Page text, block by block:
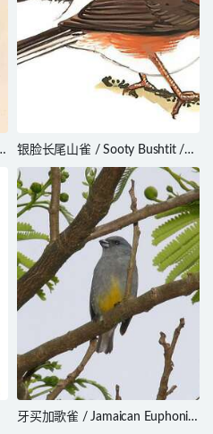
银脸长尾山雀 / Sooty Bushtit /
Aegithalos fuliginosus
牙买加歌雀 / Jamaican Euphonia